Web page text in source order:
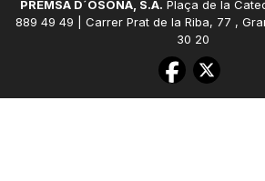
PREMSA D´OSONA, S.A. Plaça de la
889 49 49 | Carrer Prat de la Riba, 77 ,
30 20